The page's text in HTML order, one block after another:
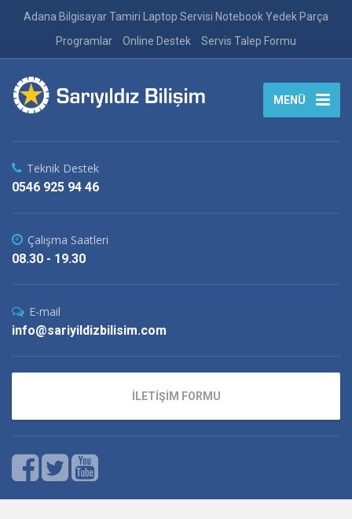
Adana Bilgisayar Tamiri Laptop Servisi Notebook Yedek Parça
Programlar
Online Destek Servis Talep Formu
MENÜ
Teknik Destek
0546 925 94 46
Çalışma Saatleri
08.30 - 19.30
E-mail
info@sariyildizbilisim.com
İLETİŞİM FORMU